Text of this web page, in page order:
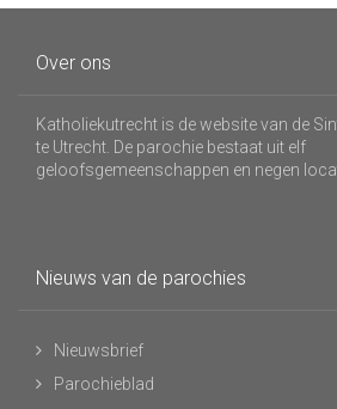
Over ons
Katholiekutrecht is de website van de
te Utrecht. De parochie bestaat uit elf
geloofsgemeenschappen en negen
Nieuws van de parochies
Nieuwsbrief
Parochieblad